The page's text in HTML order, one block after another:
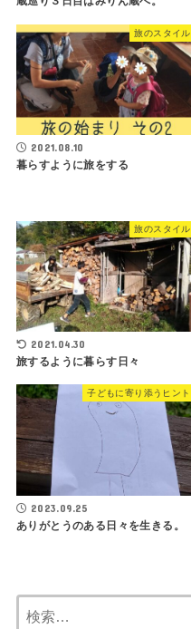
旅のスタイル
2021.08.10
暮らすように旅をする
旅のスタイル
2021.04.30
旅するように暮らす日々
子どもに寄り添うヒント
2023.09.25
ありがとうのある日々を生きる。